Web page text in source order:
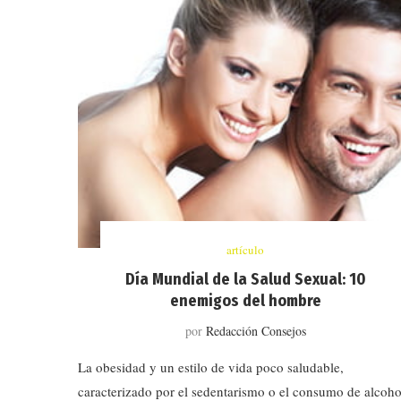
artículo
Día Mundial de la Salud Sexual: 10
enemigos del hombre
por Redacción Consejos
La obesidad y un estilo de vida poco saludable,
caracterizado por el sedentarismo o el consumo de